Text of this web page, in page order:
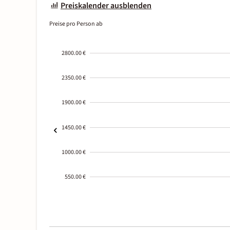
Preiskalender ausblenden
Preise pro Person ab
2800.00 €
2350.00 €
1900.00 €
1450.00 €
1000.00 €
550.00 €
01-02